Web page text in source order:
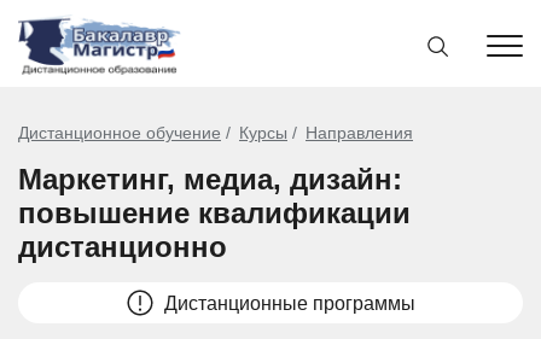
Дистанционное обучение Курсы Направления
Маркетинг, медиа, дизайн:
повышение квалификации
дистанционно
Дистанционные программы